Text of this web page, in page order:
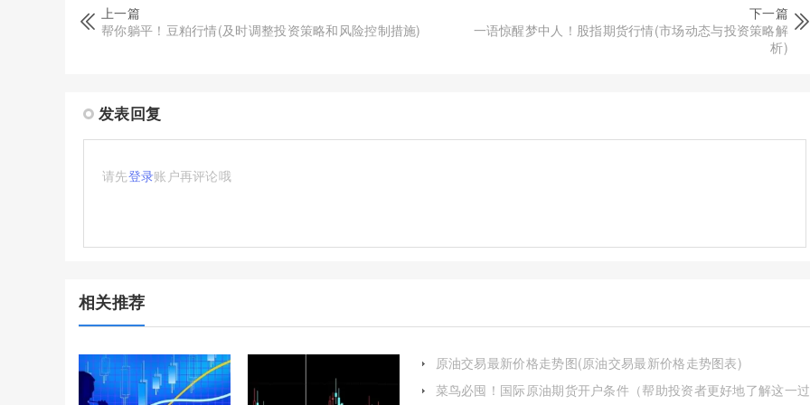
上一篇
帮你躺平！豆粕行情(及时调整投资策略和风险控制措施)
下一篇
一语惊醒梦中人！股指期货行情(市场动态与投资策略解
析)
发表回复
请先登录账户再评论哦
相关推荐
原油交易最新价格走势图(原油交易最新价格走势图表)
菜鸟必囤！国际原油期货开户条件（帮助投资者更好地了解这一过